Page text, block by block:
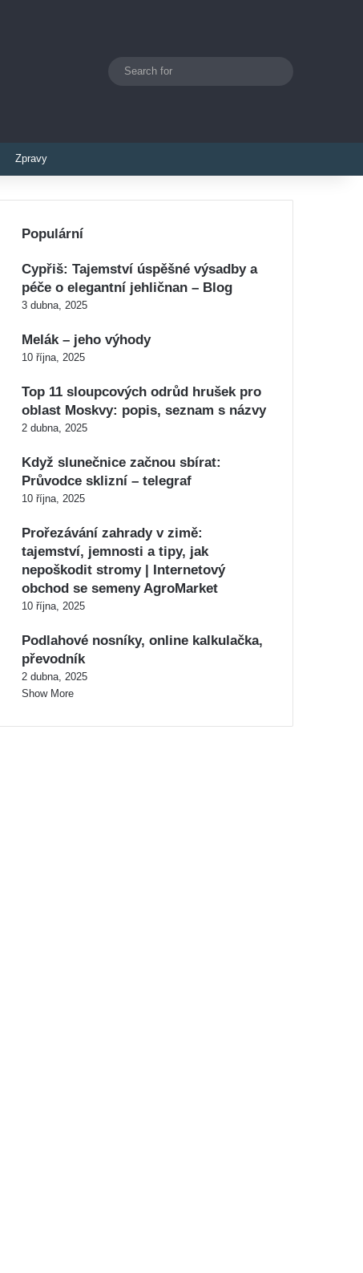
Switch skin
Zpravy
Populární
Cypřiš: Tajemství úspěšné výsadby a
péče o elegantní jehličnan – Blog
3 dubna, 2025
Melák – jeho výhody
10 října, 2025
Top 11 sloupcových odrůd hrušek pro
oblast Moskvy: popis, seznam s názvy
2 dubna, 2025
Když slunečnice začnou sbírat:
Průvodce sklizní – telegraf
10 října, 2025
Prořezávání zahrady v zimě:
tajemství, jemnosti a tipy, jak
nepoškodit stromy | Internetový
obchod se semeny AgroMarket
10 října, 2025
Podlahové nosníky, online kalkulačka,
převodník
2 dubna, 2025
Show More